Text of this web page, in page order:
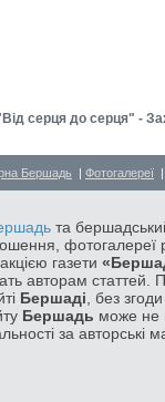
серця до серця" -
Бершадь | Фотогалереї
та
фотогалереї
газети
авторам статтей.
Бершаді , без
Бершадь може не
за авторські